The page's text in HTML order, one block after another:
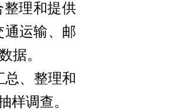
理和提供
通运输、邮
据。
总、整理和
样调查。